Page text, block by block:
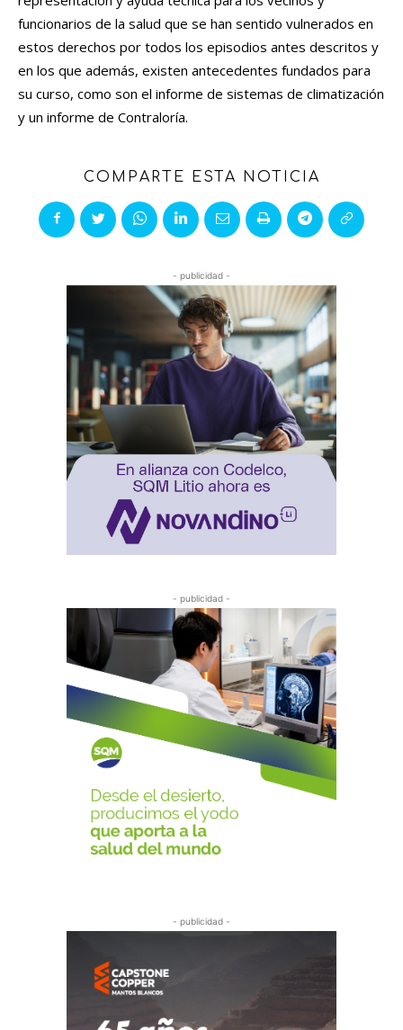
funcionarios de la salud que se han sentido vulnerados en
estos derechos por todos los episodios antes descritos y
en los que además, existen antecedentes fundados para
su curso, como son el informe de sistemas de climatización
y un informe de Contraloría.
COMPARTE ESTA NOTICIA
- publicidad -
- publicidad -
- publicidad -